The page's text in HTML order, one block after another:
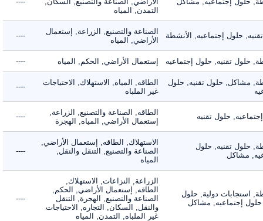
التمدن, المياه
حلول إجتماعيه, الأنشطة
الصناعة والتصنيع, الزراعة, إستعمال
الأراضي, المياه
----
حلول تقنيه, حلول إجتماعيه إستعمال الأراضي, الحكم, المياه ----
مشاكل, حلول تقنيه, حلول
الطاقه, المياه, الاستهلاك, الاحتياجات
غير الملباه
----
حلول تقنيه
الطاقه, الصناعة والتصنيع, الزراعة,
إستعمال الأراضي, المياه, الهجرة
----
حلول تقنيه, حلول
مشاكل
الاستهلاك, الطاقه, إستعمال الأراضي,
الصناعة والتصنيع, التنقل والنقل,
المياه
----
استجابات دولية, حلول
إجتماعيه, مشاكل
الزراعة, النزاعات, الاستهلاك,
الطاقه, إستعمال الأراضي, الحكم,
الصناعة والتصنيع, الهجرة, التنقل
والنقل, السكان, التجاره, الاحتياجات
غير الملباه, التمدن, المياه
----